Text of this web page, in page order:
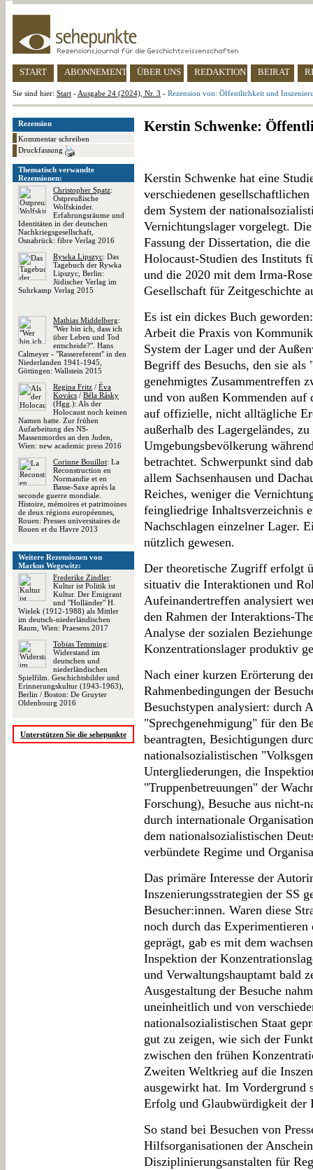
START ABONNEMENT ÜBER UNS REDAKTION BEIRAT
Sie sind hier: Start - Ausgabe 24 (2024), Nr. 3 - Rezension von: Öffentlichkeit und
Rezension
Kommentar schreiben
Druckfassung
Thematisch verwandte
Rezensionen:
Christopher Spatz:
Ostpreußische
Wolfskinder.
Erfahrungsräume und
Identitäten in der deutschen
Nachkriegsgesellschaft,
Osnabrück: fibre Verlag 2016
Rywka Lipszyc: Das
Tagebuch der Rywka
Lipszyc, Berlin:
Jüdischer Verlag im
Suhrkamp Verlag 2015
Mathias Middelberg:
"Wer bin ich, dass ich
über Leben und Tod
entscheide?". Hans
Calmeyer - "Rassereferent" in den
Niederlanden 1941-1945,
Göttingen: Wallstein 2015
Regina Fritz / Éva
Kovács / Béla Rásky
(Hgg.): Als der
Holocaust noch keinen
Namen hatte. Zur frühen
Aufarbeitung des NS-
Massenmordes an den Juden,
Wien: new academic press 2016
Corinne Bouillot: La
Reconstruction en
Normandie et en
Basse-Saxe après la
seconde guerre mondiale.
Histoire, mémoires et patrimoines
de deux régions européennes,
Rouen: Presses universitaires de
Rouen et du Havre 2013
Weitere Rezensionen von
Markus Wegewitz:
Frederike Zindler:
Kultur ist Politik ist
Kultur. Der Emigrant
und "Holländer" H.
Wielek (1912-1988) als Mittler
im deutsch-niederländischen
Raum, Wien: Praesens 2017
Tobias Temming:
Widerstand im
deutschen und
niederländischen
Spielfilm. Geschichtsbilder und
Erinnerungskultur (1943-1963),
Berlin / Boston: De Gruyter
Oldenbourg 2016
Unterstützen Sie die sehepunkte
Kerstin Schwenke:
Kerstin Schwenke hat eine
verschiedenen
dem System der
Vernichtungslager vorgelegt.
Fassung der Dissertation, die
Holocaust-Studien des Instituts
und die 2020 mit dem Irma-
Gesellschaft für Zeitgeschichte
Es ist ein dickes Buch
Arbeit die Praxis von
System der Lager und der
Begriff des Besuchs, den sie
genehmigtes Zusammentreffen
und von außen Kommenden
auf offizielle, nicht alltägliche
außerhalb des Lagergeländes,
Umgebungsbevölkerung
betrachtet. Schwerpunkt sind
allem Sachsenhausen und
Reiches, weniger die
feingliedrige Inhaltsverzeichnis
Nachschlagen einzelner Lager.
nützlich gewesen.
Der theoretische Zugriff erfolgt
situativ die Interaktionen und
Aufeinandertreffen analysiert
den Rahmen der Interaktions-
Analyse der sozialen
Konzentrationslager produktiv
Nach einer kurzen Erörterung
Rahmenbedingungen der
Besuchstypen analysiert: durch
"Sprechgenehmigung" für den
beantragten, Besichtigungen
nationalsozialistischen
Untergliederungen, die
"Truppenbetreuungen" der
Forschung), Besuche aus nicht-
durch internationale
dem nationalsozialistischen
verbündete Regime und
Das primäre Interesse der
Inszenierungsstrategien der SS
Besucher:innen. Waren diese
noch durch das
geprägt, gab es mit dem
Inspektion der
und Verwaltungshauptamt bald
Ausgestaltung der Besuche
uneinheitlich und von
nationalsozialistischen Staat
gut zu zeigen, wie sich der
zwischen den frühen
Zweiten Weltkrieg auf die
ausgewirkt hat. Im Vordergrund
Erfolg und Glaubwürdigkeit der
So stand bei Besuchen von
Hilfsorganisationen der
Disziplinierungsanstalten für